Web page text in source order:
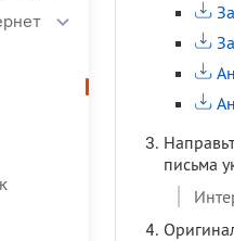
письма